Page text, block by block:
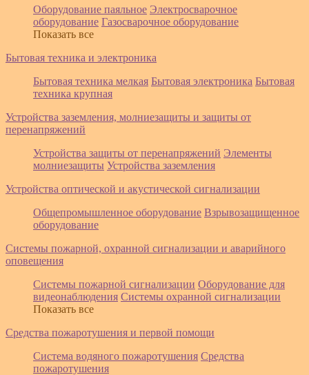
Оборудование паяльное Электросварочное
оборудование Газосварочное оборудование
Показать все
Бытовая техника и электроника
Бытовая техника мелкая Бытовая электроника Бытовая
техника крупная
Устройства заземления, молниезащиты и защиты от
перенапряжений
Устройства защиты от перенапряжений Элементы
молниезащиты Устройства заземления
Устройства оптической и акустической сигнализации
Общепромышленное оборудование Взрывозащищенное
оборудование
Системы пожарной, охранной сигнализации и аварийного
оповещения
Системы пожарной сигнализации Оборудование для
видеонаблюдения Системы охранной сигнализации
Показать все
Средства пожаротушения и первой помощи
Система водяного пожаротушения Средства
пожаротушения